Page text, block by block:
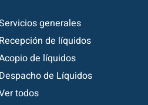
generales
Recepción de líquidos
de líquidos
Despacho de Líquidos
todos